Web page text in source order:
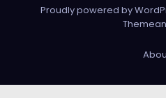
Proudly powered by